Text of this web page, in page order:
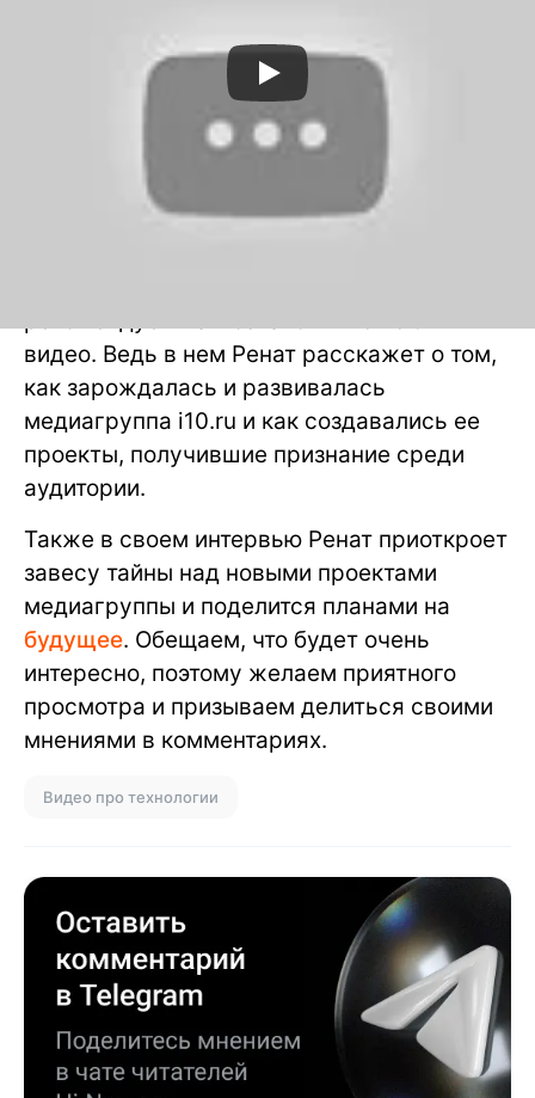
видео. Ведь в нем Ренат расскажет о том,
как зарождалась и развивалась
медиагруппа i10.ru и как создавались ее
проекты, получившие признание среди
аудитории.
Также в своем интервью Ренат приоткроет
завесу тайны над новыми проектами
медиагруппы и поделится планами на
будущее. Обещаем, что будет очень
интересно, поэтому желаем приятного
просмотра и призываем делиться своими
мнениями в комментариях.
Видео про технологии